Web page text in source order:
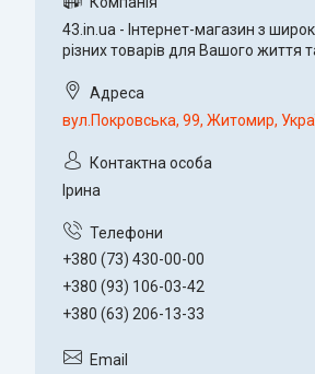
43.in.ua - Інтернет-магазин з
різних товарів для Вашого життя
вул.Покровська, 99, Житомир,
Ірина
+380 (73) 430-00-00
+380 (93) 106-03-42
+380 (63) 206-13-33